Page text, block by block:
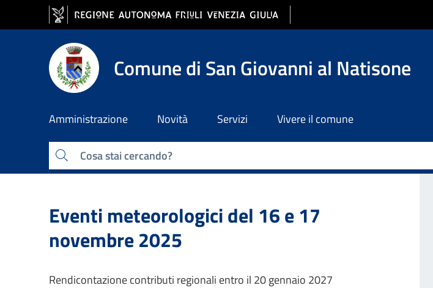
Comune di San Giovanni al Natisone
Amministrazione Novità Servizi Vivere il comune
Comune di San Giovanni al Natisone
Contenuti del sito
Cerca
Eventi meteorologici del 16 e 17
novembre 2025
Rendicontazione contributi regionali entro il 20 gennaio 2027